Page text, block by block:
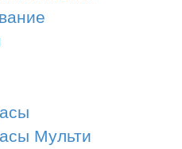
Мульти